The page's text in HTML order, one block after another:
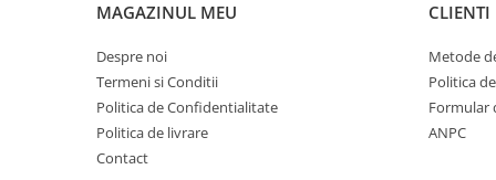
Suport telefon
Stickere reflectorizate
Casti protectie
Benzi anti-grip
MAGAZINUL MEU
Despre noi
Termeni si Conditii
Politica de Confidentialitate
Politica de livrare
Contact
CLIENTI
Metode
Politica
Formular
ANPC